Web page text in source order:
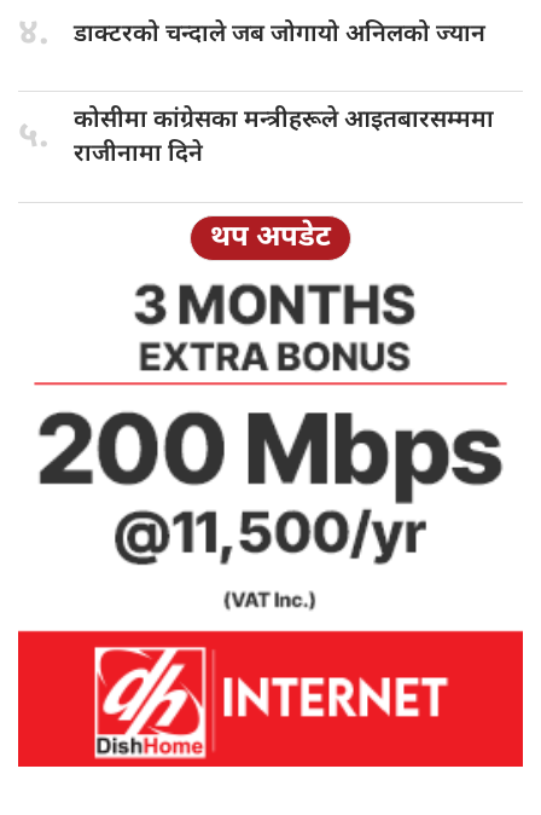
४. डाक्टरको चन्दालेजब जोगायो अनिलको ज्यान
५. कोसीमा कांग्रेसकामन्त्रीहरूले आइतबारसम्ममा
राजीनामा दिने
थप अपडेट